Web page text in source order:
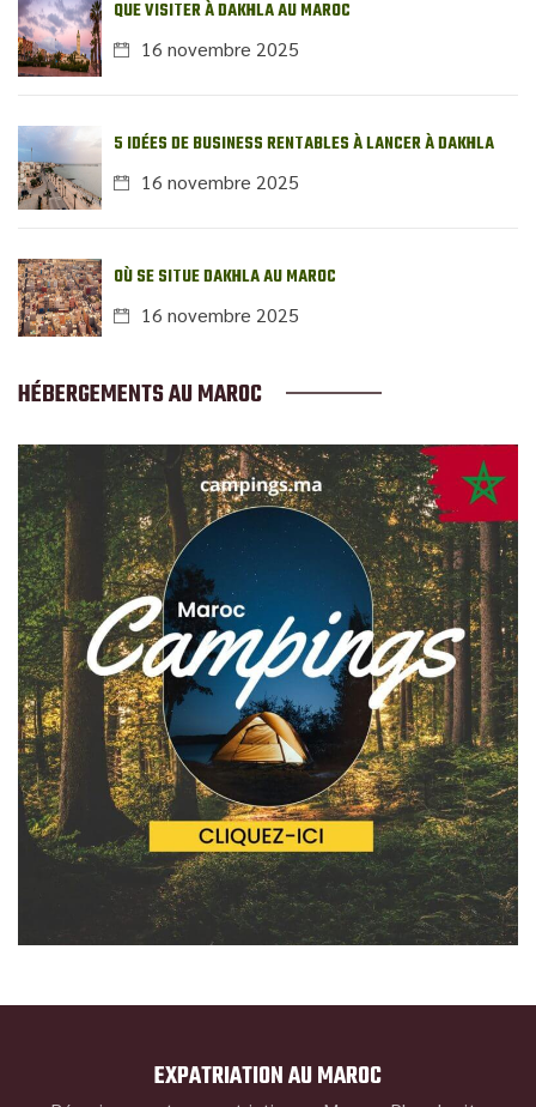
QUE VISITER À DAKHLA AU MAROC
16 novembre 2025
5 IDÉES DE BUSINESS RENTABLES À LANCER À DAKHLA
16 novembre 2025
OÙ SE SITUE DAKHLA AU MAROC
16 novembre 2025
HÉBERGEMENTS AU MAROC
EXPATRIATION AU MAROC